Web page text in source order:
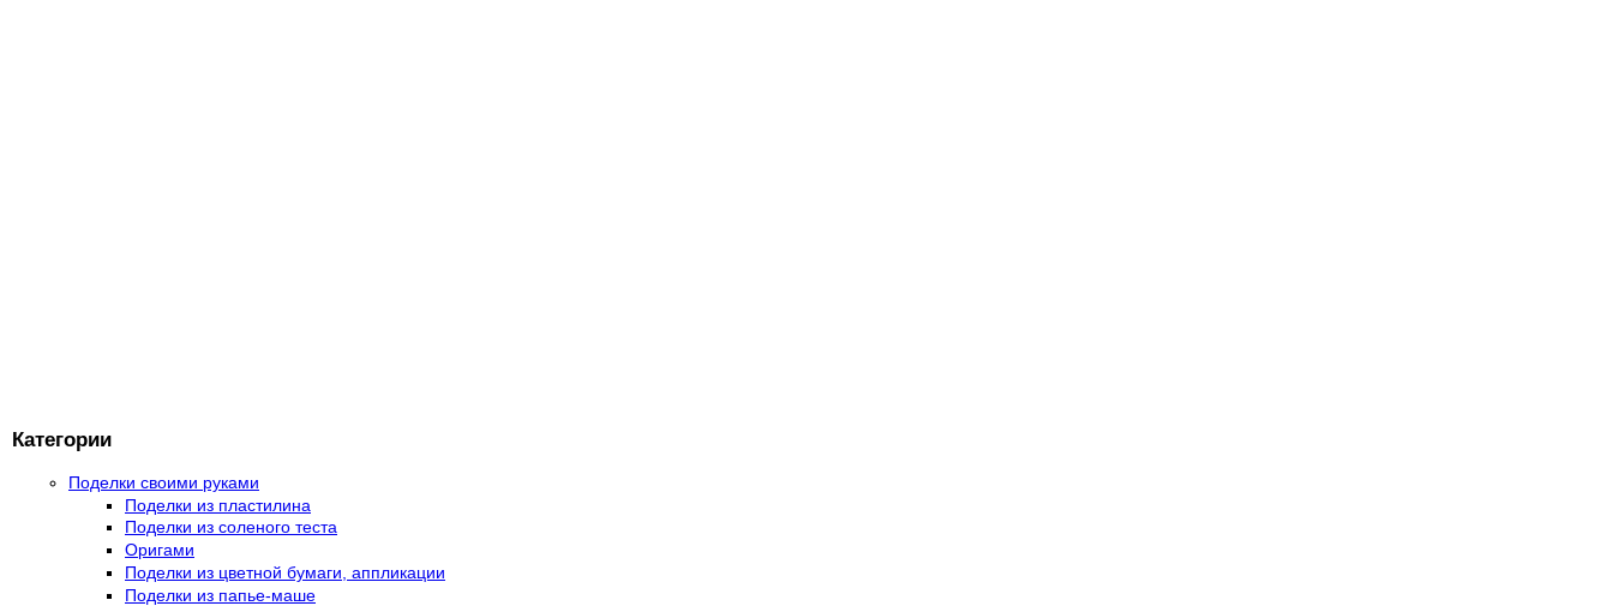
Категории
Поделки своими руками
Поделки из пластилина
Поделки из соленого теста
Оригами
Поделки из цветной бумаги, аппликации
Поделки из папье-маше